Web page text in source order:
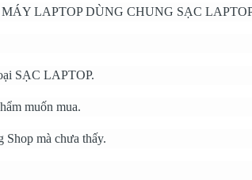
LAPTOP DÙNG CHUNG SẠC
SẠC LAPTOP.
muốn mua.
Shop mà chưa thấy.